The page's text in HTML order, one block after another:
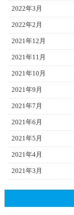
2022年3月
2022年2月
2021年12月
2021年11月
2021年10月
2021年9月
2021年7月
2021年6月
2021年5月
2021年4月
2021年3月